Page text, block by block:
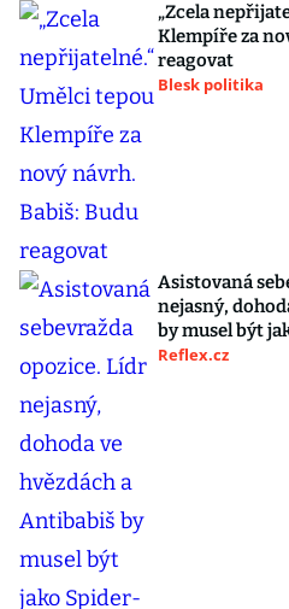
„Zcela
Klempíře za
reagovat
Blesk politika
Asistovaná
nejasný,
by musel být
Reflex.cz